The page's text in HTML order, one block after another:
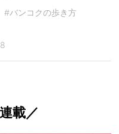
#バンコクの歩き方
載／